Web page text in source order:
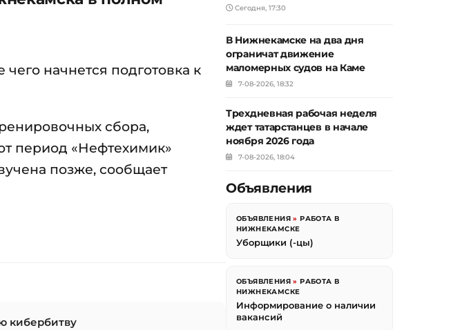
начнется подготовка к
сбора,
период «Нефтехимик»
позже, сообщает
кибербитву
Сегодня, 17:30
В Нижнекамске на два дня
ограничат движение
маломерных судов на Каме
7-08-2026, 18:32
Трехдневная рабочая неделя
ждет татарстанцев в начале
ноября 2026 года
7-08-2026, 18:04
Объявления
ОБЪЯВЛЕНИЯ »РАБОТА В
НИЖНЕКАМСКЕ
Уборщики (-цы)
ОБЪЯВЛЕНИЯ »РАБОТА В
НИЖНЕКАМСКЕ
Информирование о наличии
вакансий